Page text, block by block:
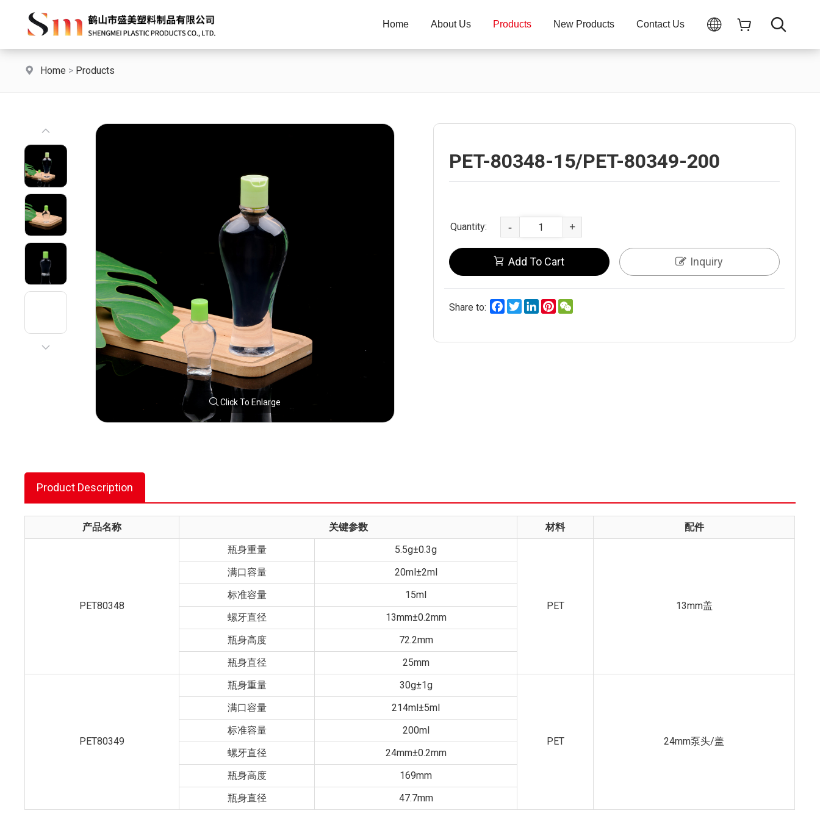
Home About Us Products New Products Contact Us
Home > Products
Click To Enlarge
PET-80348-15/PET-80349-200
Quantity: - +
Add To Cart Inquiry
Share to: Facebook
TwitterLinkedInPinterest
WeChat
Product Description
产品名称 关键参数 材料 配件
PET80348
瓶身重量 5.5g±0.3g
PET 13mm盖
满口容量
20ml±2ml
标准容量
15ml
螺牙直径
13mm±0.2mm
瓶身高度
72.2mm
瓶身直径
25mm
PET80349
瓶身重量 30g±1g
PET 24mm泵头/盖
满口容量
214ml±5ml
标准容量
200ml
螺牙直径
24mm±0.2mm
瓶身高度
169mm
瓶身直径
47.7mm